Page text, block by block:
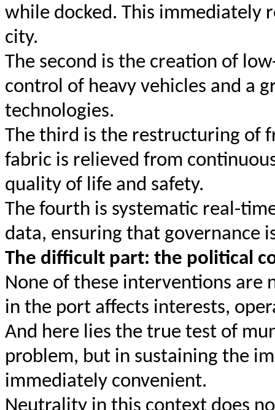
while docked. This immediately
city.
The second is the creation of
control of heavy vehicles and a
technologies.
The third is the restructuring of
fabric is relieved from
quality of life and safety.
The fourth is systematic real-
data, ensuring that governance
The difficult part: the political
None of these interventions are
in the port affects interests,
And here lies the true test of
problem, but in sustaining the
immediately convenient.